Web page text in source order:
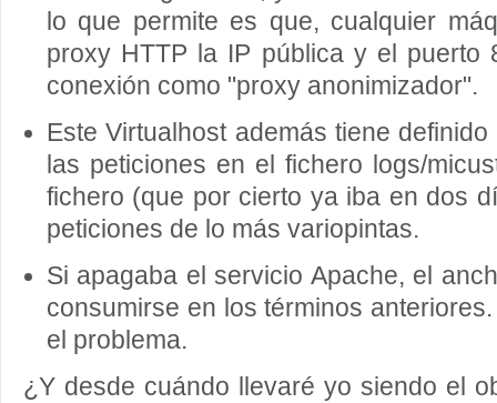
lo que permite es que, cualquier
proxy HTTP la IP pública y el puerto
conexión como "proxy anonimizador".
Este Virtualhost además tiene
las peticiones en el fichero logs/
fichero (que por cierto ya iba en dos
peticiones de lo más variopintas.
Si apagaba el servicio Apache, el
consumirse en los términos
el problema.
¿Y desde cuándo llevaré yo siendo el